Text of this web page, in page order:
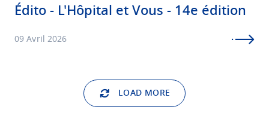
Édito - L'Hôpital et Vous - 14e édition
09 Avril 2026
LOAD MORE